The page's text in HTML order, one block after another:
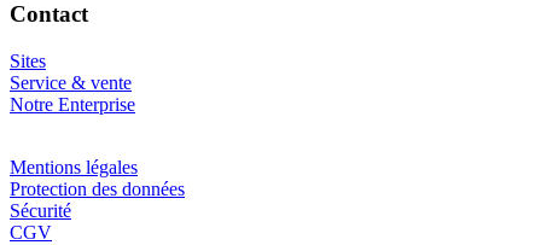
Contact
Sites
Service & vente
Notre Enterprise
Mentions légales
Protection des données
Sécurité
CGV